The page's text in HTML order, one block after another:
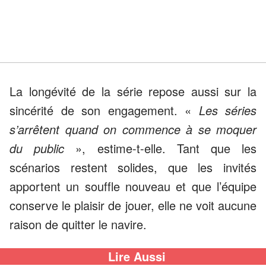
La longévité de la série repose aussi sur la
sincérité de son engagement. « Les séries
s’arrêtent quand on commence à se moquer
du public », estime-t-elle. Tant que les
scénarios restent solides, que les invités
apportent un souffle nouveau et que l’équipe
conserve le plaisir de jouer, elle ne voit aucune
raison de quitter le navire.
Lire Aussi